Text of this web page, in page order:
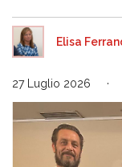
Elisa
27 Luglio 2026